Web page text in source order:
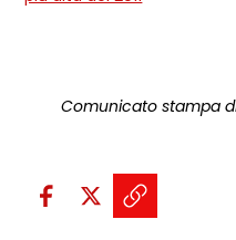
Comunicato stampa
Condividi sui social:
Condividi su
Condividi
Copia il